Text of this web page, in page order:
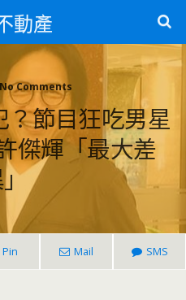
動產
Comments
？節目狂吃男星
傑輝「最大差
Pin Mail SMS